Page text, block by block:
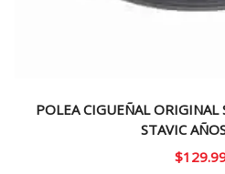
POLEA CIGUEÑAL ORIGINAL
STAVIC
$